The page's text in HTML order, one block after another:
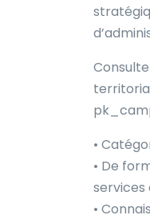
•
• De
services
•